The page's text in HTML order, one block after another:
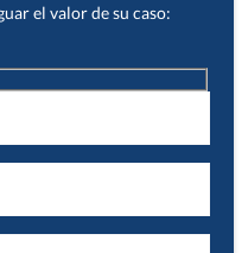
el valor de su caso: